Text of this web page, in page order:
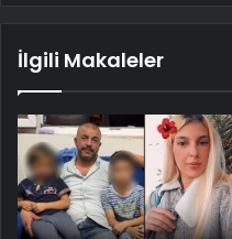
İlgili Makaleler